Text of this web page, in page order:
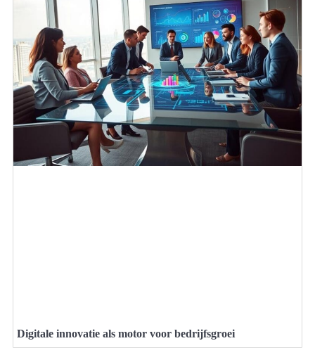
Digitale innovatie als motor voor bedrijfsgroei